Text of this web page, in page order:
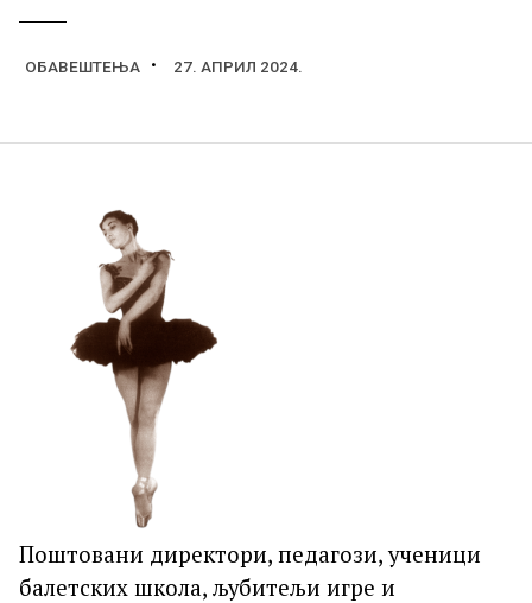
ОБАВЕШТЕЊА 27. АПРИЛ 2024.
Поштовани директори, педагози, ученици
балетских школа, љубитељи игре и